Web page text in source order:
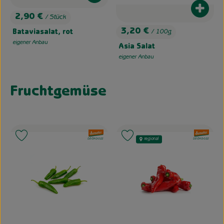
2,90 €/ Stück
Bataviasalat, rot
, Herkunft:
eigener Anbau
3,20 €/ 100g
Asia Salat
, Herkunft:
eigener Anbau
Fruchtgemüse
, Verband:
, Kontrollstelle:
DE-ÖKO-022
Produkt zu Favouriten hinzufügen
, Verband:
, Kontrollstelle:
DE-ÖKO-022
regional
Produkt zu Favouriten hinzufügen